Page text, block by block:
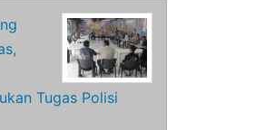
Tugas Polisi